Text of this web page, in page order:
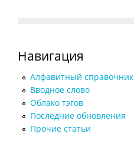
Навигация
Алфавитный справочник
Вводное слово
Облако тэгов
Последние обновления
Прочие статьи